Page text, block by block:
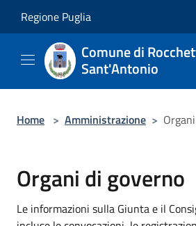
Regione Puglia
Comune di
Sant'Antonio
Home > Amministrazione >
Organi di governo
Le informazioni sulla Giunta e il